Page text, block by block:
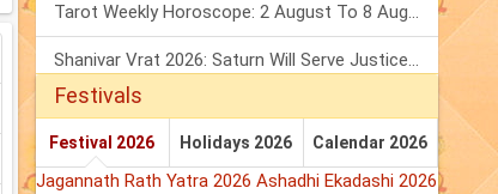
Tarot Weekly Horoscope: 2 August To 8 August, 2026
Shanivar Vrat 2026: Saturn Will Serve Justice In Sawan Month!
Festivals
Festival 2026 Holidays 2026 Calendar 2026
Jagannath Rath Yatra 2026 Ashadhi Ekadashi 2026